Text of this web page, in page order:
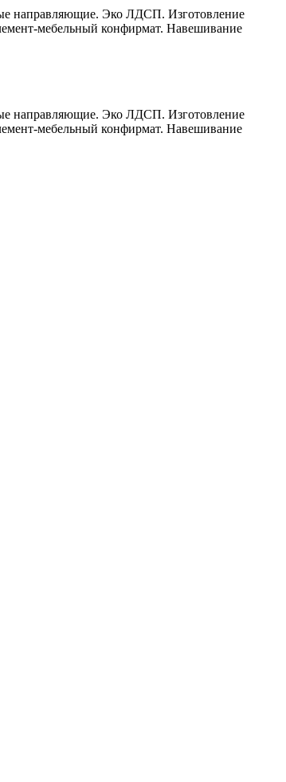
направляющие. Эко ЛДСП. Изготовление
мебельный конфирмат. Навешивание
направляющие. Эко ЛДСП. Изготовление
мебельный конфирмат. Навешивание